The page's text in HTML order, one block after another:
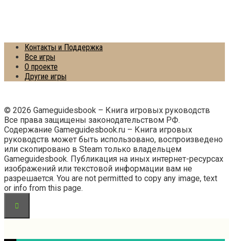
Контакты и Поддержка
Все игры
О проекте
Другие игры
© 2026 Gameguidesbook – Книга игровых руководств
Все права защищены законодательством РФ.
Содержание Gameguidesbook.ru – Книга игровых
руководств может быть использовано, воспроизведено
или скопировано в Steam только владельцем
Gameguidesbook. Публикация на иных интернет-ресурсах
изображений или текстовой информации вам не
разрешается. You are not permitted to copy any image, text
or info from this page.